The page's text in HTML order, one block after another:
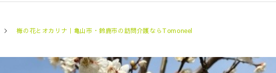
梅の花とオカリナ｜亀山市・鈴鹿市の訪問介護ならTomoneel